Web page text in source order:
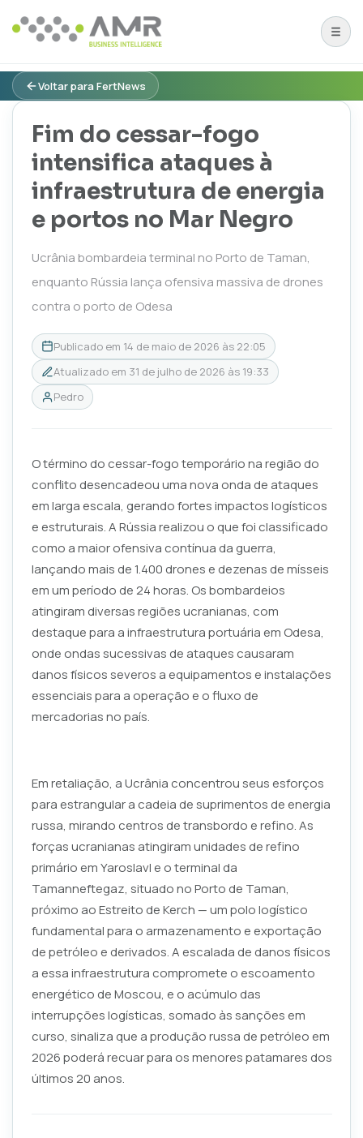
Voltar para FertNews
Fim do cessar-fogo
intensifica ataques à
infraestrutura de energia
e portos no Mar Negro
Ucrânia bombardeia terminal no Porto de Taman,
enquanto Rússia lança ofensiva massiva de drones
contra o porto de Odesa
Publicado em 14 de maio de 2026 às 22:05
Atualizado em 31 de julho de 2026 às 19:33
Pedro
O término do cessar-fogo temporário na região do
conflito desencadeou uma nova onda de ataques
em larga escala, gerando fortes impactos logísticos
e estruturais. A Rússia realizou o que foi classificado
como a maior ofensiva contínua da guerra,
lançando mais de 1.400 drones e dezenas de mísseis
em um período de 24 horas. Os bombardeios
atingiram diversas regiões ucranianas, com
destaque para a infraestrutura portuária em Odesa,
onde ondas sucessivas de ataques causaram
danos físicos severos a equipamentos e instalações
essenciais para a operação e o fluxo de
mercadorias no país.
Em retaliação, a Ucrânia concentrou seus esforços
para estrangular a cadeia de suprimentos de energia
russa, mirando centros de transbordo e refino. As
forças ucranianas atingiram unidades de refino
primário em Yaroslavl e o terminal da
Tamanneftegaz, situado no Porto de Taman,
próximo ao Estreito de Kerch — um polo logístico
fundamental para o armazenamento e exportação
de petróleo e derivados. A escalada de danos físicos
a essa infraestrutura compromete o escoamento
energético de Moscou, e o acúmulo das
interrupções logísticas, somado às sanções em
curso, sinaliza que a produção russa de petróleo em
2026 poderá recuar para os menores patamares dos
últimos 20 anos.